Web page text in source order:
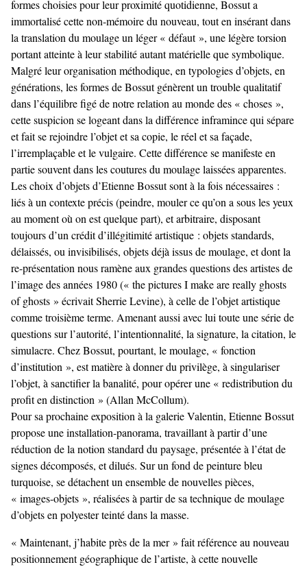
formes choisies pour leur proximité quotidienne, Bossut a
immortalisé cette non-mémoire du nouveau, tout en insérant dans
la translation du moulage un léger « défaut », une légère torsion
portant atteinte à leur stabilité autant matérielle que symbolique.
Malgré leur organisation méthodique, en typologies d’objets, en
générations, les formes de Bossut génèrent un trouble qualitatif
dans l’équilibre figé de notre relation au monde des « choses »,
cette suspicion se logeant dans la différence inframince qui sépare
et fait se rejoindre l’objet et sa copie, le réel et sa façade,
l’irremplaçable et le vulgaire. Cette différence se manifeste en
partie souvent dans les coutures du moulage laissées apparentes.
Les choix d’objets d’Etienne Bossut sont à la fois nécessaires :
liés à un contexte précis (peindre, mouler ce qu’on a sous les yeux
au moment où on est quelque part), et arbitraire, disposant
toujours d’un crédit d’illégitimité artistique : objets standards,
délaissés, ou invisibilisés, objets déjà issus de moulage, et dont la
re-présentation nous ramène aux grandes questions des artistes de
l’image des années 1980 (« the pictures I make are really ghosts
of ghosts » écrivait Sherrie Levine), à celle de l’objet artistique
comme troisième terme. Amenant aussi avec lui toute une série de
questions sur l’autorité, l’intentionnalité, la signature, la citation, le
simulacre. Chez Bossut, pourtant, le moulage, « fonction
d’institution », est matière à donner du privilège, à singulariser
l’objet, à sanctifier la banalité, pour opérer une « redistribution du
profit en distinction » (Allan McCollum).
Pour sa prochaine exposition à la galerie Valentin, Etienne Bossut
propose une installation-panorama, travaillant à partir d’une
réduction de la notion standard du paysage, présentée à l’état de
signes décomposés, et dilués. Sur un fond de peinture bleu
turquoise, se détachent un ensemble de nouvelles pièces,
« images-objets », réalisées à partir de sa technique de moulage
d’objets en polyester teinté dans la masse.
« Maintenant, j’habite près de la mer » fait référence au nouveau
positionnement géographique de l’artiste, à cette nouvelle